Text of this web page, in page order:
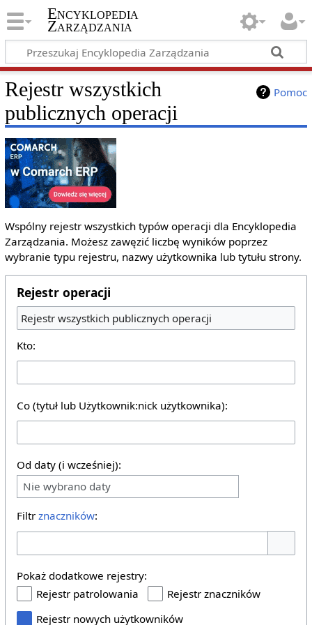
Encyklopedia
Zarządzania
Pomoc
Rejestr wszystkich
publicznych operacji
Wspólny rejestr wszystkich typów operacji dla Encyklopedia
Zarządzania. Możesz zawęzić liczbę wyników poprzez
wybranie typu rejestru, nazwy użytkownika lub tytułu strony.
Rejestr operacji
Rejestr wszystkich publicznych operacji
Kto:
Co (tytuł lub Użytkownik:nick użytkownika):
Od daty (i wcześniej):
Nie wybrano daty
Filtr znaczników:
Pokaż dodatkowe rejestry:
Rejestr patrolowania
Rejestr znaczników
Rejestr nowych użytkowników